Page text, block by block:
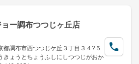
ー調布つつじヶ丘店
都調布市西つつじケ丘３丁目３４?５
きょうとちょうふしにしつつじがおか